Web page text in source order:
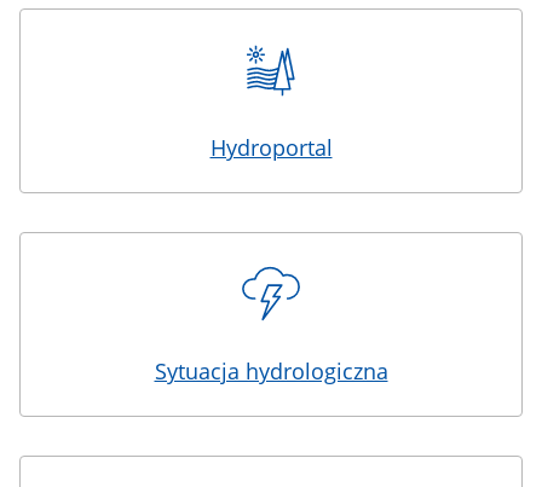
Hydroportal
Sytuacja hydrologiczna